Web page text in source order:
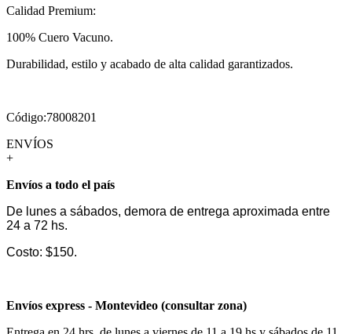
Calidad Premium:
100% Cuero Vacuno.
Durabilidad, estilo y acabado de alta calidad garantizados.
Código:78008201
ENVÍOS
+
Envíos a todo el país
De lunes a sábados, demora de entrega aproximada entre
24 a 72 hs.
Costo: $150.
Envíos express - Montevideo (consultar zona)